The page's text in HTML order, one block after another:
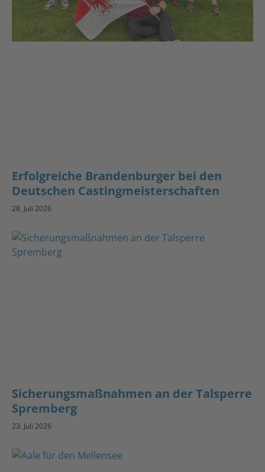
Erfolgreiche Brandenburger bei den
Deutschen Castingmeisterschaften
28. Juli 2026
Sicherungsmaßnahmen an der Talsperre
Spremberg
23. Juli 2026